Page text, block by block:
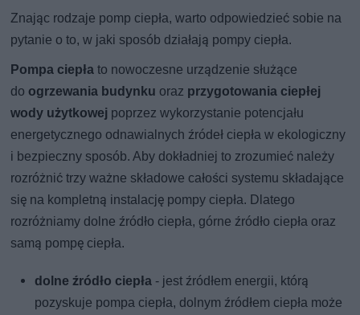
Znając rodzaje pomp ciepła, warto odpowiedzieć sobie na
pytanie o to, w jaki sposób działają pompy ciepła.
Pompa ciepła to nowoczesne urządzenie służące
do ogrzewania budynku oraz przygotowania ciepłej
wody użytkowej poprzez wykorzystanie potencjału
energetycznego odnawialnych źródeł ciepła w ekologiczny
i bezpieczny sposób. Aby dokładniej to zrozumieć należy
rozróżnić trzy ważne składowe całości systemu składające
się na kompletną instalację pompy ciepła. Dlatego
rozróżniamy dolne źródło ciepła, górne źródło ciepła oraz
samą pompę ciepła.
dolne źródło ciepła - jest źródłem energii, którą
pozyskuje pompa ciepła, dolnym źródłem ciepła może